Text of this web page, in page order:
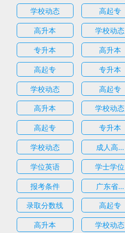
学校动态
高起专
高升本
学校动态
专升本
高升本
高起专
专升本
学校动态
高起专
高升本
学校动态
高起专
专升本
学校动态
成人高...
学位英语
学士学位
报考条件
广东省...
录取分数线
高起专
高升本
学校动态